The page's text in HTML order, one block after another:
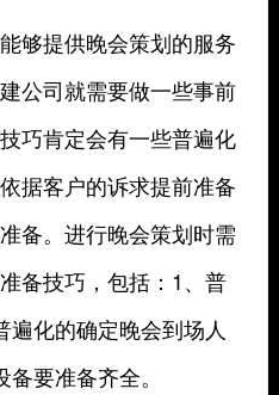
够提供晚会策划的服务
公司就需要做一些事前
巧肯定会有一些普遍化
据客户的诉求提前准备
备。进行晚会策划时需
备技巧，包括：1、普
化的确定晚会到场人
要准备齐全。